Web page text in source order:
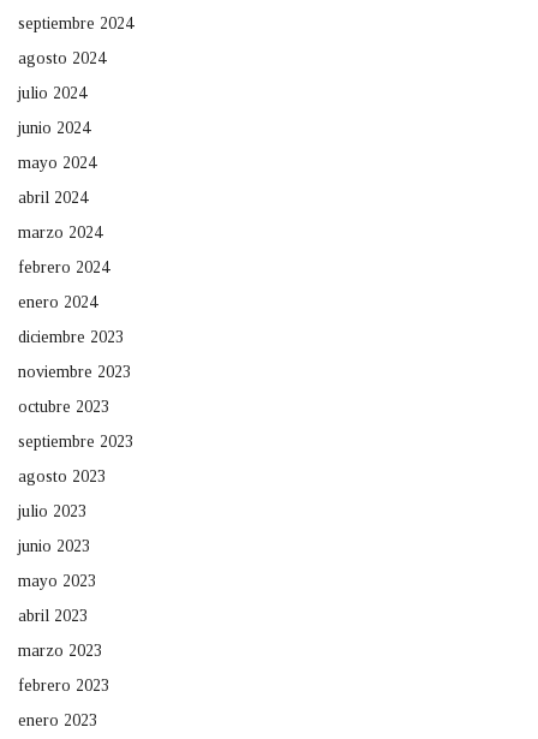
septiembre 2024
agosto 2024
julio 2024
junio 2024
mayo 2024
abril 2024
marzo 2024
febrero 2024
enero 2024
diciembre 2023
noviembre 2023
octubre 2023
septiembre 2023
agosto 2023
julio 2023
junio 2023
mayo 2023
abril 2023
marzo 2023
febrero 2023
enero 2023